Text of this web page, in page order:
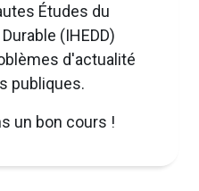
Études du
(IHEDD)
d'actualité
publiques.
un bon cours !